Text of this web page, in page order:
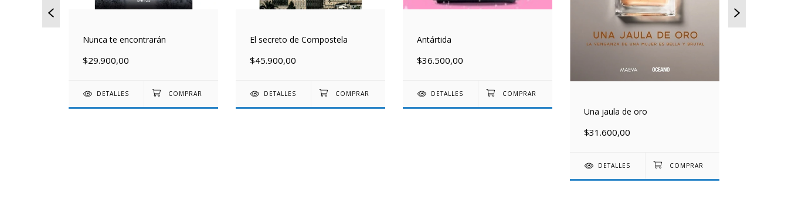
Nunca te encontrarán
$29.900,00
DETALLES
El secreto de Compostela
$45.900,00
DETALLES
Antártida
$36.500,00
DETALLES
Una jaula de oro
$31.600,00
DETALLES